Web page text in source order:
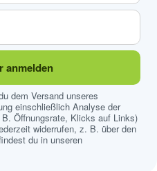
anmelden
dem Versand unseres
einschließlich Analyse der
Öffnungsrate, Klicks auf Links)
widerrufen, z. B. über den
du in unseren